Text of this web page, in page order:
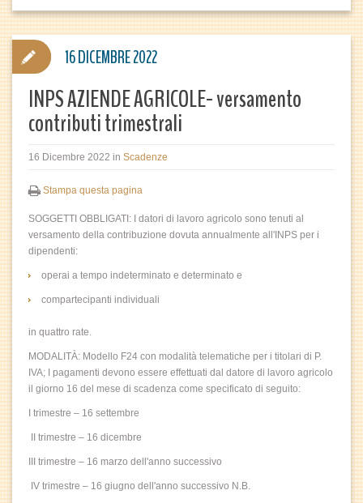
INPS AZIENDE AGRICOLE- versamento
contributi trimestrali
16 Dicembre 2022 in Scadenze
Stampa questa pagina
SOGGETTI OBBLIGATI: I datori di lavoro agricolo sono tenuti al
versamento della contribuzione dovuta annualmente all'INPS per i
dipendenti:
operai a tempo indeterminato e determinato e
compartecipanti individuali
in quattro rate.
MODALITÀ: Modello F24 con modalità telematiche per i titolari di P.
IVA; I pagamenti devono essere effettuati dal datore di lavoro agricolo
il giorno 16 del mese di scadenza come specificato di seguito:
I trimestre – 16 settembre
II trimestre – 16 dicembre
III trimestre – 16 marzo dell'anno successivo
IV trimestre – 16 giugno dell'anno successivo N.B.
16 DICEMBRE 2022